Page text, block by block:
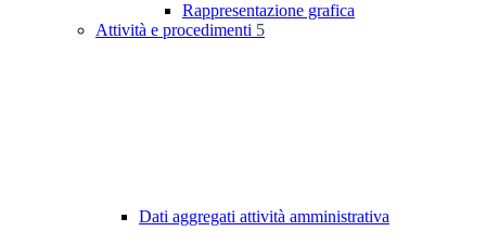
Rappresentazione grafica
Attività e procedimenti 5
Dati aggregati attività amministrativa